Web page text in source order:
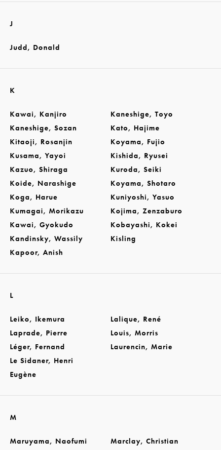
J
Judd, Donald
K
Kawai, Kanjiro
Kaneshige, Toyo
Kaneshige, Sozan
Kato, Hajime
Kitaoji, Rosanjin
Koyama, Fujio
Kusama, Yayoi
Kishida, Ryusei
Kazuo, Shiraga
Kuroda, Seiki
Koide, Narashige
Koyama, Shotaro
Koga, Harue
Kuniyoshi, Yasuo
Kumagai, Morikazu
Kojima, Zenzaburo
Kawai, Gyokudo
Kobayashi, Kokei
Kandinsky, Wassily
Kisling
Kapoor, Anish
L
Leiko, Ikemura
Lalique, René
Laprade, Pierre
Louis, Morris
Léger, Fernand
Laurencin, Marie
Le Sidaner, Henri
Eugène
M
Maruyama, Naofumi Marclay, Christian